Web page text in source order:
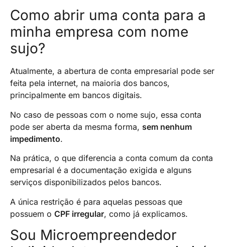
Como abrir uma conta para a
minha empresa com nome
sujo?
Atualmente, a abertura de conta empresarial pode ser
feita pela internet, na maioria dos bancos,
principalmente em bancos digitais.
No caso de pessoas com o nome sujo, essa conta
pode ser aberta da mesma forma, sem nenhum
impedimento.
Na prática, o que diferencia a conta comum da conta
empresarial é a documentação exigida e alguns
serviços disponibilizados pelos bancos.
A única restrição é para aquelas pessoas que
possuem o CPF irregular, como já explicamos.
Sou Microempreendedor